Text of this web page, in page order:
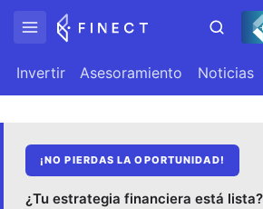
Invertir Asesoramiento Noticias
¡NO PIERDAS LA OPORTUNIDAD!
¿Tu estrategia financiera está lista?